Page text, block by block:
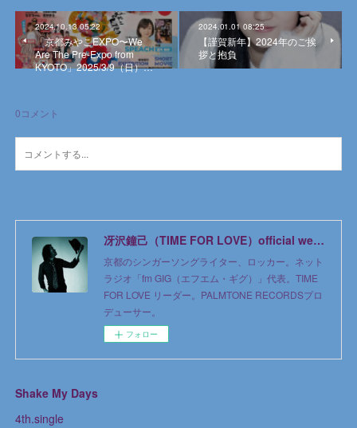
2024.10.13 05:22
「京都みやこEXPO〜We
Are The Pre-Expo from
KYOTO」2025/3/9（日）…
2024.01.01 08:25
【謹賀新年】2024年のご挨
拶と抱負
0コメント
冴沢鐘己（TIME FOR LOVE）official web site
京都のシンガーソングライター、ロッカー。ネット
ラジオ「fm GIG（エフエム・ギグ）」代表。TIME
FOR LOVE リーダー。PALMTONE RECORDSプロ
デューサー。
フォロー
Shake My Days
4th.single